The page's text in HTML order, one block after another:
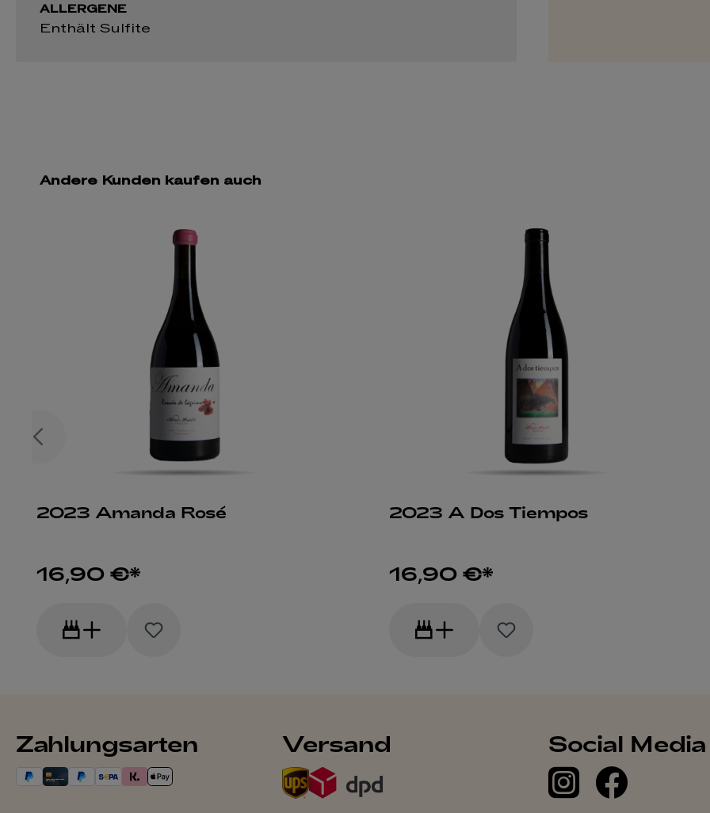
ALLERGENE
Enthält Sulfite
Andere Kunden kaufen auch
2023 Amanda Rosé
16,90 €*
2023 A Dos Tiempos
16,90 €*
Zahlungsarten Versand Social Media